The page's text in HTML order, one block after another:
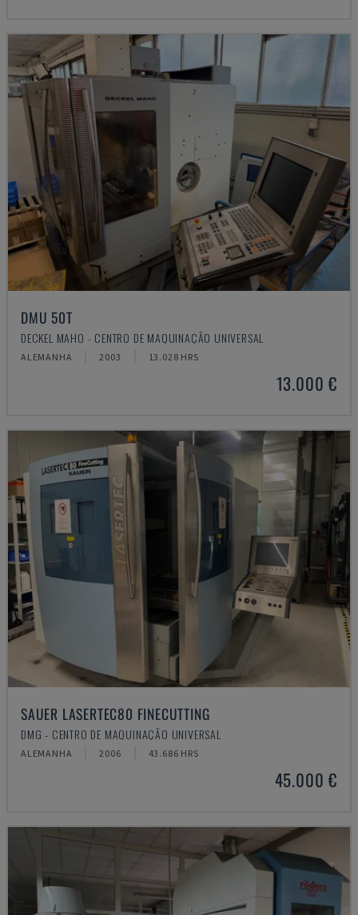
DMU 50T
DECKEL MAHO - CENTRO DE MAQUINAÇÃO UNIVERSAL
ALEMANHA 2003 13.028 HRS
13.000 €
SAUER LASERTEC80 FINECUTTING
DMG - CENTRO DE MAQUINAÇÃO UNIVERSAL
ALEMANHA 2006 43.686 HRS
45.000 €